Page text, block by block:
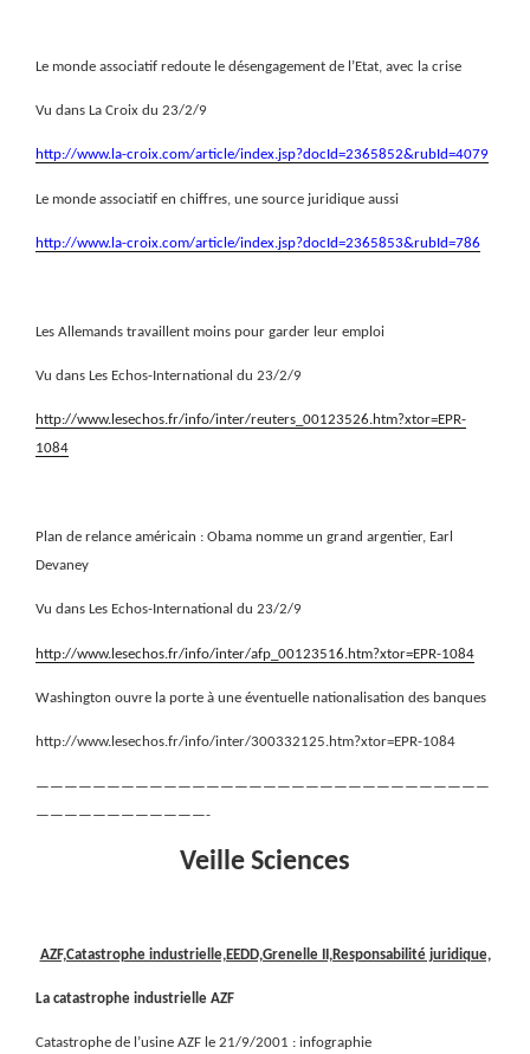
Le monde associatif redoute le désengagement de l’Etat, avec la crise
Vu dans La Croix du 23/2/9
http://www.la-croix.com/article/index.jsp?docId=2365852&rubId=4079
Le monde associatif en chiffres, une source juridique aussi
http://www.la-croix.com/article/index.jsp?docId=2365853&rubId=786
Les Allemands travaillent moins pour garder leur emploi
Vu dans Les Echos-International du 23/2/9
http://www.lesechos.fr/info/inter/reuters_00123526.htm?xtor=EPR-
1084
Plan de relance américain : Obama nomme un grand argentier, Earl
Devaney
Vu dans Les Echos-International du 23/2/9
http://www.lesechos.fr/info/inter/afp_00123516.htm?xtor=EPR-1084
Washington ouvre la porte à une éventuelle nationalisation des banques
http://www.lesechos.fr/info/inter/300332125.htm?xtor=EPR-1084
————————————————————————————————
————————————-
Veille Sciences
AZF,Catastrophe industrielle,EEDD,Grenelle II,Responsabilité juridique,
La catastrophe industrielle AZF
Catastrophe de l’usine AZF le 21/9/2001 : infographie